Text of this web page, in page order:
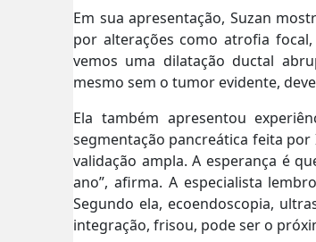
Em sua apresentação, Suzan
por alterações como atrofia
vemos uma dilatação ductal
mesmo sem o tumor evidente,
Ela também apresentou
segmentação pancreática feita
validação ampla. A esperança é
ano”, afirma. A especialista
Segundo ela, ecoendoscopia,
integração, frisou, pode ser o